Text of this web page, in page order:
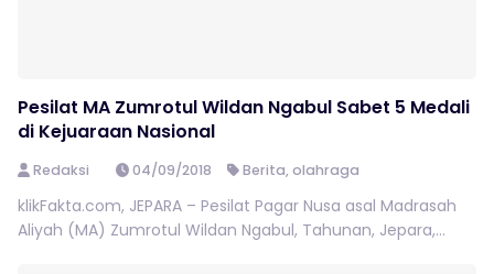
Pesilat MA Zumrotul Wildan Ngabul Sabet 5 Medali
di Kejuaraan Nasional
Redaksi 04/09/2018 Berita,olahraga
klikFakta.com, JEPARA – Pesilat Pagar Nusa asal Madrasah
Aliyah (MA) Zumrotul Wildan Ngabul, Tahunan, Jepara,...